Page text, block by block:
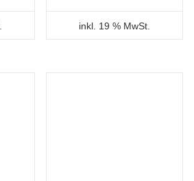
inkl. 19 % MwSt.